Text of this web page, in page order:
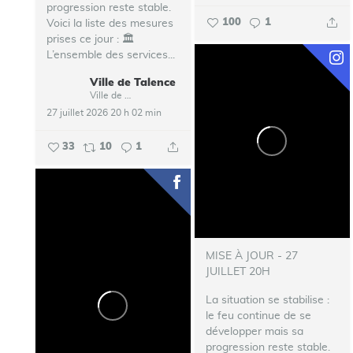
100 1
progression reste stable.
Voici la liste des mesures
prises ce jour : 🏛️
L’ensemble des services...
Ville de Talence
27 juillet 2026 20 h 02 min
33 10 1
MISE À JOUR - 27
JUILLET 20H
La situation se stabilise :
le feu continue de se
développer mais sa
progression reste stable.